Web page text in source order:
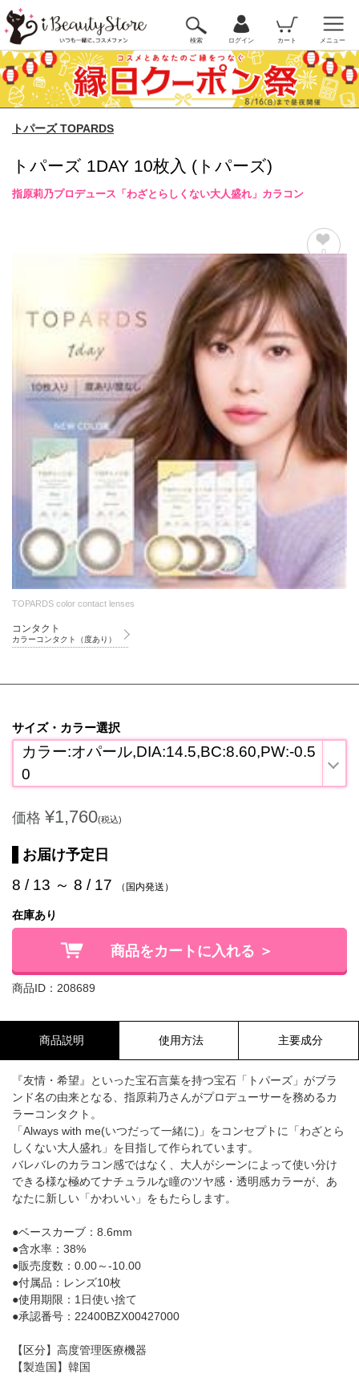
検索 ログイン カート メニュー
トパーズ TOPARDS
トパーズ 1DAY 10枚入 (トパーズ)
指原莉乃プロデュース「わざとらしくない大人盛れ」カラコン
0
TOPARDS color contact lenses
コンタクト
カラーコンタクト（度あり）
サイズ・カラー選択
カラー:オパール,DIA:14.5,BC:8.60,PW:-0.5
0
価格 ¥1,760(税込)
お届け予定日
8 / 13 ～ 8 / 17 （国内発送）
在庫あり
商品をカートに入れる ＞
商品ID：208689
商品説明 使用方法 主要成分
『友情・希望』といった宝石言葉を持つ宝石「トパーズ」がブラ
ンド名の由来となる、指原莉乃さんがプロデューサーを務めるカ
ラーコンタクト。
「Always with me(いつだって一緒に)」をコンセプトに「わざとら
しくない大人盛れ」を目指して作られています。
バレバレのカラコン感ではなく、大人がシーンによって使い分け
できる様な極めてナチュラルな瞳のツヤ感・透明感カラーが、あ
なたに新しい「かわいい」をもたらします。
●ベースカーブ：8.6mm
●含水率：38%
●販売度数：0.00～-10.00
●付属品：レンズ10枚
●使用期限：1日使い捨て
●承認番号：22400BZX00427000
【区分】高度管理医療機器
【製造国】韓国